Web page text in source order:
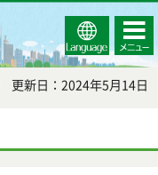
Select
Language
コンテ
ンツメ
ニュー
更新日：2024年5月14日